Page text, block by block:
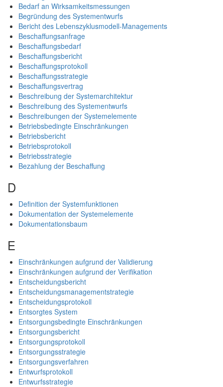
Bedarf an Wirksamkeitsmessungen
Begründung des Systementwurfs
Bericht des Lebenszyklusmodell-Managements
Beschaffungsanfrage
Beschaffungsbedarf
Beschaffungsbericht
Beschaffungsprotokoll
Beschaffungsstrategie
Beschaffungsvertrag
Beschreibung der Systemarchitektur
Beschreibung des Systementwurfs
Beschreibungen der Systemelemente
Betriebsbedingte Einschränkungen
Betriebsbericht
Betriebsprotokoll
Betriebsstrategie
Bezahlung der Beschaffung
D
Definition der Systemfunktionen
Dokumentation der Systemelemente
Dokumentationsbaum
E
Einschränkungen aufgrund der Validierung
Einschränkungen aufgrund der Verifikation
Entscheidungsbericht
Entscheidungsmanagementstrategie
Entscheidungsprotokoll
Entsorgtes System
Entsorgungsbedingte Einschränkungen
Entsorgungsbericht
Entsorgungsprotokoll
Entsorgungsstrategie
Entsorgungsverfahren
Entwurfsprotokoll
Entwurfsstrategie